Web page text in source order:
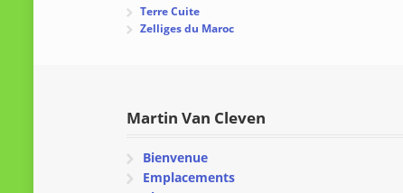
Terre Cuite
Zelliges du Maroc
Martin Van Cleven
Bienvenue
Emplacements